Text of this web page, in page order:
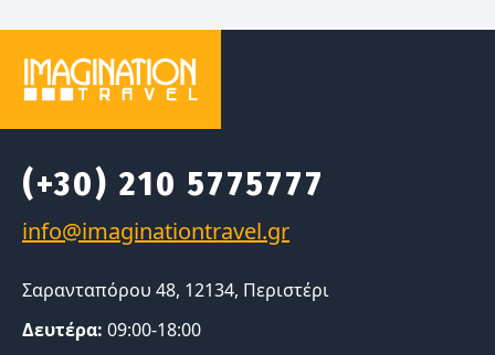
(+30) 210 5775777
Σαρανταπόρου 48, 12134, Περιστέρι
Δευτέρα: 09:00-18:00